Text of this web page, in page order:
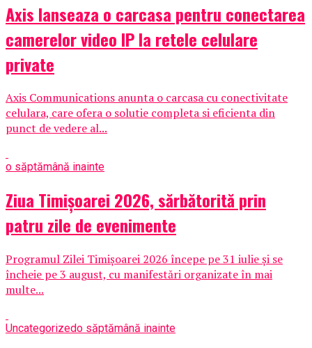
Axis lanseaza o carcasa pentru conectarea
camerelor video IP la retele celulare
private
Axis Communications anunta o carcasa cu conectivitate
celulara, care ofera o solutie completa si eficienta din
punct de vedere al...
o săptămână inainte
Ziua Timișoarei 2026, sărbătorită prin
patru zile de evenimente
Programul Zilei Timișoarei 2026 începe pe 31 iulie și se
încheie pe 3 august, cu manifestări organizate în mai
multe...
Uncategorizedo săptămână inainte